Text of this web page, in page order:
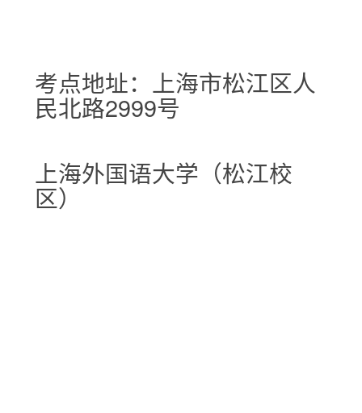
考点地址：上海市松江区人
民北路2999号
上海外国语大学（松江校
区）